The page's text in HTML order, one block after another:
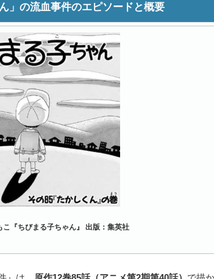
」の流血事件のエピソードと概要
こ『ちびまる子ちゃん』 出版：集英社